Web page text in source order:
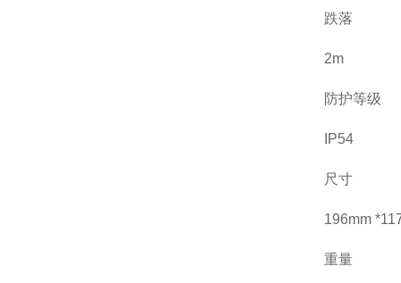
跌落
2m
防护等级
IP54
尺寸
196mm
重量